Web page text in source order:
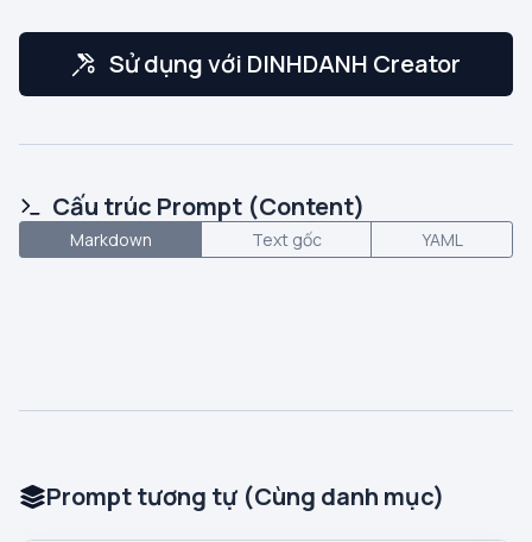
Sử dụng với DINHDANH Creator
Cấu trúc Prompt (Content)
Markdown Text gốc YAML
Prompt tương tự (Cùng danh mục)